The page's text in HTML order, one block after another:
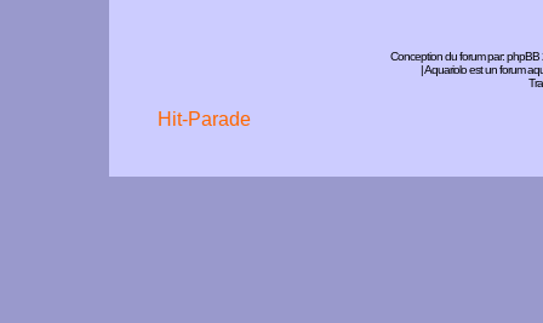
Conception du forum par:phpBB
| Aquariolo est un forum